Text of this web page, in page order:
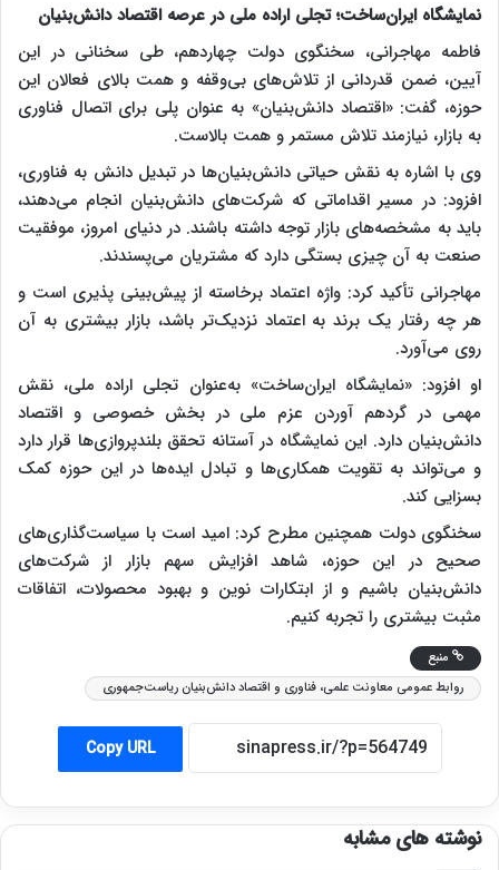
نمایشگاه ایران‌ساخت؛ تجلی اراده ملی در عرصه اقتصاد دانش‌بنیان
فاطمه مهاجرانی، سخنگوی دولت چهاردهم، طی سخنانی در این
آیین، ضمن قدردانی از تلاش‌های بی‌وقفه و همت بالای فعالان این
حوزه، گفت: «اقتصاد دانش‌بنیان» به عنوان پلی برای اتصال فناوری
به بازار، نیازمند تلاش مستمر و همت بالاست.
وی با اشاره به نقش حیاتی دانش‌بنیان‌ها در تبدیل دانش به فناوری،
افزود: در مسیر اقداماتی که شرکت‌های دانش‌بنیان انجام می‌دهند،
باید به مشخصه‌های بازار توجه داشته باشند. در دنیای امروز، موفقیت
صنعت به آن چیزی بستگی دارد که مشتریان می‌پسندند.
مهاجرانی تأکید کرد: واژه اعتماد برخاسته از پیش‌بینی پذیری است و
هر چه رفتار یک برند به اعتماد نزدیک‌تر باشد، بازار بیشتری به آن
روی می‌آورد.
او افزود: «نمایشگاه ایران‌ساخت» به‌عنوان تجلی اراده ملی، نقش
مهمی در گردهم آوردن عزم ملی در بخش خصوصی و اقتصاد
دانش‌بنیان دارد. این نمایشگاه در آستانه تحقق بلندپروازی‌ها قرار دارد
و می‌تواند به تقویت همکاری‌ها و تبادل ایده‌ها در این حوزه کمک
بسزایی کند.
سخنگوی دولت همچنین مطرح کرد: امید است با سیاست‌گذاری‌های
صحیح در این حوزه، شاهد افزایش سهم بازار از شرکت‌های
دانش‌بنیان باشیم و از ابتکارات نوین و بهبود محصولات، اتفاقات
مثبت بیشتری را تجربه کنیم.
منبع
روابط عمومی معاونت علمی، فناوری و اقتصاد دانش‌بنیان ریاست‌جمهوری
Copy URL
نوشته های مشابه